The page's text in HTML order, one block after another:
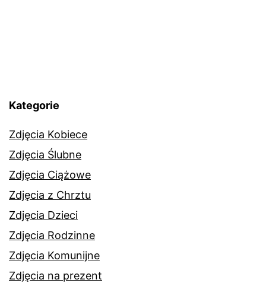
Kategorie
Zdjęcia Kobiece
Zdjęcia Ślubne
Zdjęcia Ciążowe
Zdjęcia z Chrztu
Zdjęcia Dzieci
Zdjęcia Rodzinne
Zdjęcia Komunijne
Zdjęcia na prezent